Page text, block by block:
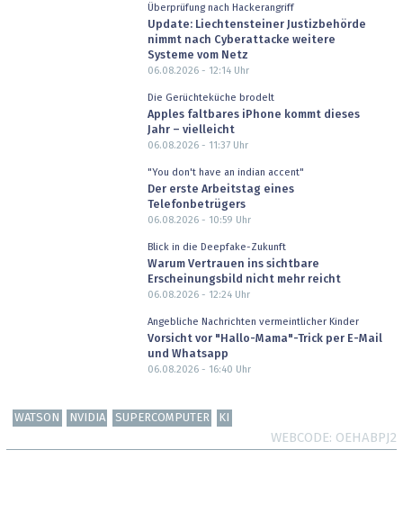
Überprüfung nach Hackerangriff
Update: Liechtensteiner Justizbehörde
nimmt nach Cyberattacke weitere
Systeme vom Netz
06.08.2026 - 12:14Uhr
Die Gerüchteküche brodelt
Apples faltbares iPhone kommt dieses
Jahr – vielleicht
06.08.2026 - 11:37Uhr
"You don't have an indian accent"
Der erste Arbeitstag eines
Telefonbetrügers
06.08.2026 - 10:59 Uhr
Blick in die Deepfake-Zukunft
Warum Vertrauen ins sichtbare
Erscheinungsbild nicht mehr reicht
06.08.2026 - 12:24Uhr
Angebliche Nachrichten vermeintlicher Kinder
Vorsicht vor "Hallo-Mama"-Trick per E-Mail
und Whatsapp
06.08.2026 - 16:40 Uhr
WATSON NVIDIA SUPERCOMPUTER KI
WEBCODE OEHABPJ2